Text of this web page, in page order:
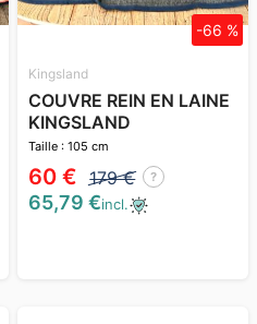
Kingsland
COUVRE REIN EN LAINE
KINGSLAND
Taille : 105 cm
60 € 179 € ?
-66 %
65,79 €incl.